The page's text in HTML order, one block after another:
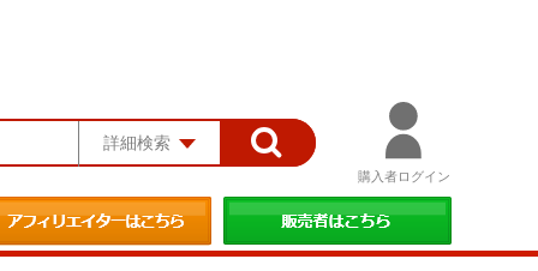
詳細検索
購入者ログイン